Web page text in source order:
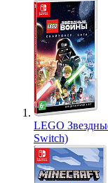
LEGO
Switch)